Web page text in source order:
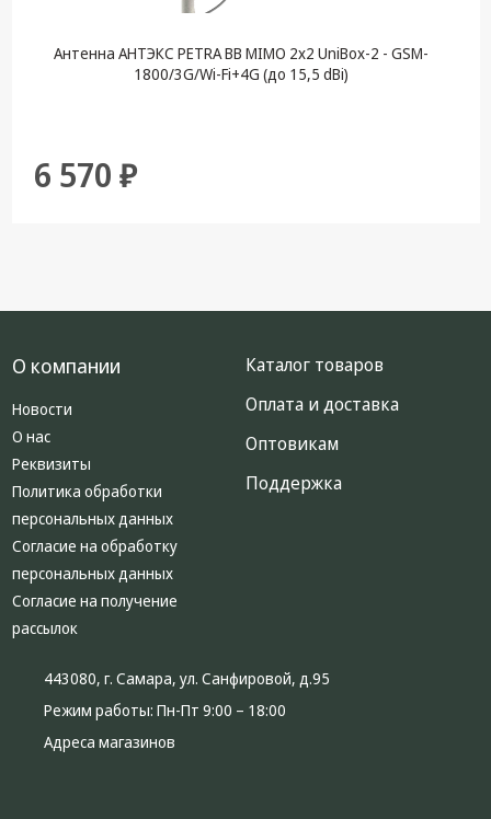
Антенна АНТЭКС PETRA BB MIMO 2x2 UniBox-2 - GSM-
1800/3G/Wi-Fi+4G (до 15,5 dBi)
6 570 ₽
О компании
Новости
О нас
Реквизиты
Политика обработки
персональных данных
Согласие на обработку
персональных данных
Согласие на получение
рассылок
Каталог товаров
Оплата и доставка
Оптовикам
Поддержка
443080, г. Самара, ул. Санфировой, д.95
Режим работы: Пн-Пт 9:00 – 18:00
Адреса магазинов